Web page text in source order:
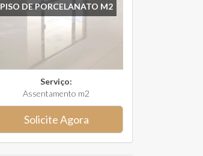
PISO DE PORCELANATO M2
Serviço:
Assentamento m2
Solicite Agora